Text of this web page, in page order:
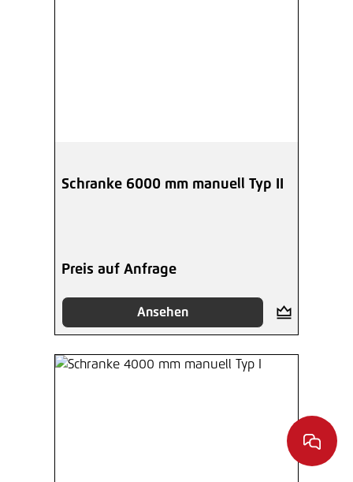
Schranke 6000 mm manuell Typ II
Preis auf Anfrage
Ansehen